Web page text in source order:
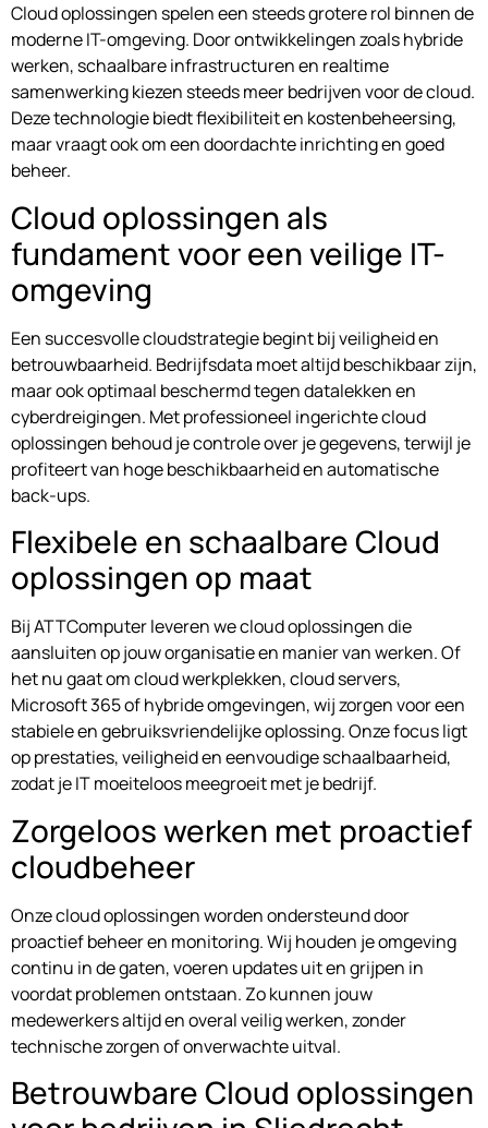
Cloud oplossingen spelen een steeds grotere rol binnen de
moderne IT-omgeving. Door ontwikkelingen zoals hybride
werken, schaalbare infrastructuren en realtime
samenwerking kiezen steeds meer bedrijven voor de cloud.
Deze technologie biedt flexibiliteit en kostenbeheersing,
maar vraagt ook om een doordachte inrichting en goed
beheer.
Cloud oplossingen als
fundament voor een veilige IT-
omgeving
Een succesvolle cloudstrategie begint bij veiligheid en
betrouwbaarheid. Bedrijfsdata moet altijd beschikbaar zijn,
maar ook optimaal beschermd tegen datalekken en
cyberdreigingen. Met professioneel ingerichte cloud
oplossingen behoud je controle over je gegevens, terwijl je
profiteert van hoge beschikbaarheid en automatische
back-ups.
Flexibele en schaalbare Cloud
oplossingen op maat
Bij ATTComputer leveren we cloud oplossingen die
aansluiten op jouw organisatie en manier van werken. Of
het nu gaat om cloud werkplekken, cloud servers,
Microsoft 365 of hybride omgevingen, wij zorgen voor een
stabiele en gebruiksvriendelijke oplossing. Onze focus ligt
op prestaties, veiligheid en eenvoudige schaalbaarheid,
zodat je IT moeiteloos meegroeit met je bedrijf.
Zorgeloos werken met proactief
cloudbeheer
Onze cloud oplossingen worden ondersteund door
proactief beheer en monitoring. Wij houden je omgeving
continu in de gaten, voeren updates uit en grijpen in
voordat problemen ontstaan. Zo kunnen jouw
medewerkers altijd en overal veilig werken, zonder
technische zorgen of onverwachte uitval.
Betrouwbare Cloud oplossingen